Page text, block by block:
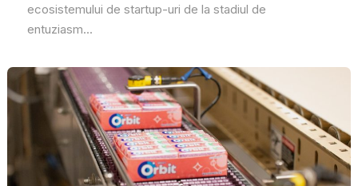
ecosistemului de startup-uri de la stadiul de
entuziasm...